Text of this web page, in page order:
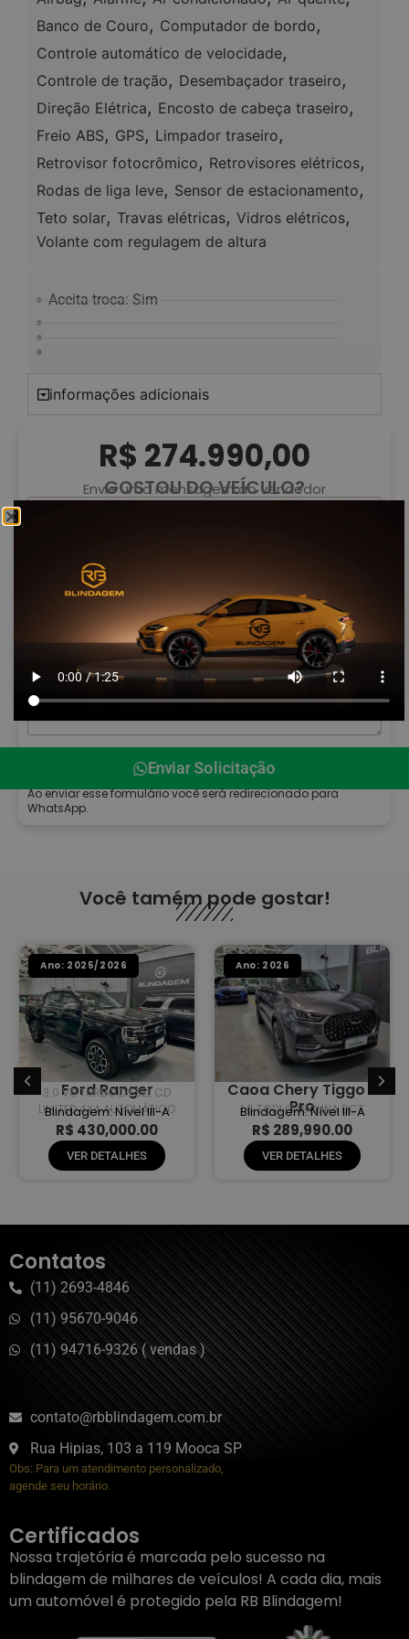
Banco de Couro, Computador de bordo,
Controle automático de velocidade,
Controle de tração, Desembaçador traseiro,
Direção Elétrica, Encosto de cabeça traseiro,
Freio ABS, GPS, Limpador traseiro,
Retrovisor fotocrômico, Retrovisores elétricos,
Rodas de liga leve, Sensor de estacionamento,
Teto solar, Travas elétricas, Vidros elétricos,
Volante com regulagem de altura
Aceita troca: Sim
informações adicionais
R$ 274.990,00
GOSTOU DO VEÍCULO?
Envie uma mensagem ao vendedor
Enviar Solicitação
Ao enviar esse formulário você será redirecionado para
WhatsApp.
Você tamém pode gostar!
Ano: 2025/2026
Ford Ranger
3.0 V6 TURBO DIESEL CD
LIMITED 4X4 AUTOMÁTICO
Blindagem: Nível III-A
R$ 430,000.00
VER DETALHES
Ano: 2026
Caoa Chery Tiggo 8
Pro
1.6 TGDI GASOLINA DCT
Blindagem: Nível III-A
R$ 289,990.00
VER DETALHES
Contatos
(11) 2693-4846
(11) 95670-9046
(11) 94716-9326 ( vendas )
contato@rbblindagem.com.br
Rua Hipias, 103 a 119 Mooca SP
Obs: Para um atendimento personalizado,
agende seu horário.
Certificados
Nossa trajetória é marcada pelo sucesso na
blindagem de milhares de veículos! A cada dia, mais
um automóvel é protegido pela RB Blindagem!